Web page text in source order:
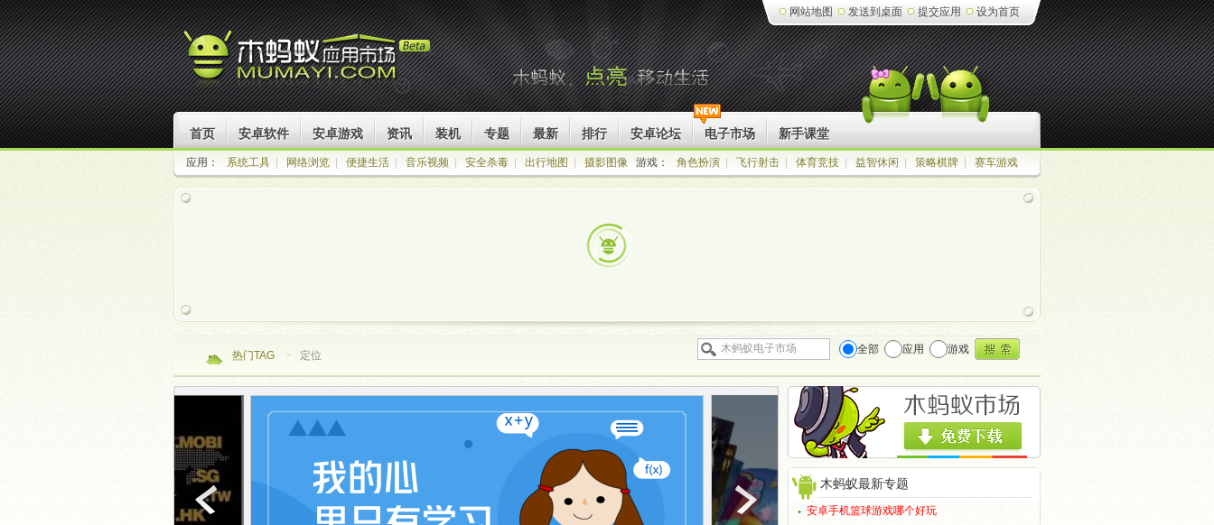
网站地图 发送到桌面 提交应用 设为首页
首页 安卓软件 安卓游戏 资讯 装机 专题 最新 排行 安卓论坛 电子市场 新手课堂
应用： 系统工具 网络浏览 便捷生活 音乐视频 安全杀毒 出行地图 摄影图像 游戏： 角色扮演 飞行射击 体育竞技 益智休闲 策略棋牌 赛车游戏
热门TAG > 定位 全部 应用 游戏
木蚂蚁最新专题
安卓手机篮球游戏哪个好玩